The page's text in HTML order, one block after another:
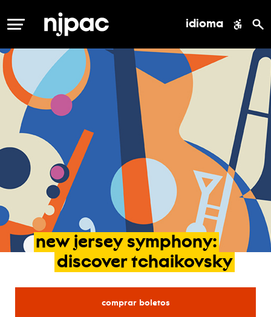
MENÚ idioma
new jersey symphony:
discover tchaikovsky
comprar boletospara new jersey